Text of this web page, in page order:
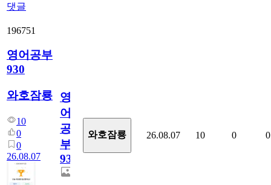
댓글
196751
영어공부
930
와호잠룡
10
0
0
26.08.07
영
어
공
부
930
와호잠룡 26.08.07 10 0 0